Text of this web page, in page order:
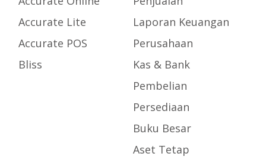
Accurate Lite
Accurate POS
Bliss
Laporan Keuangan
Perusahaan
Kas & Bank
Pembelian
Persediaan
Buku Besar
Aset Tetap